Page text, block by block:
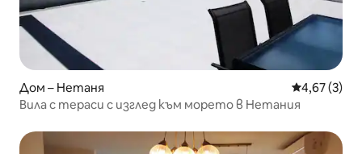
Дом – Нетаня Средна
4,67 (3)
Вила с тераси с изглед към морето в Нетания